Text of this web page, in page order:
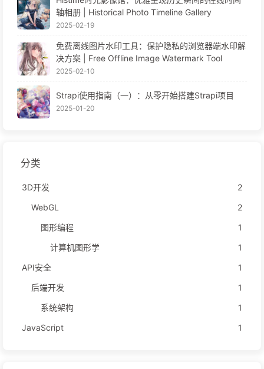
轴相册 | Historical Photo Timeline Gallery
2025-02-19
免费离线图片水印工具：保护隐私的浏览器端水印解
决方案 | Free Offline Image Watermark Tool
2025-02-10
Strapi使用指南（一）：从零开始搭建Strapi项目
2025-01-20
分类
3D开发
2
WebGL
2
图形编程
1
计算机图形学
1
API安全
1
后端开发
1
系统架构
1
JavaScript
1